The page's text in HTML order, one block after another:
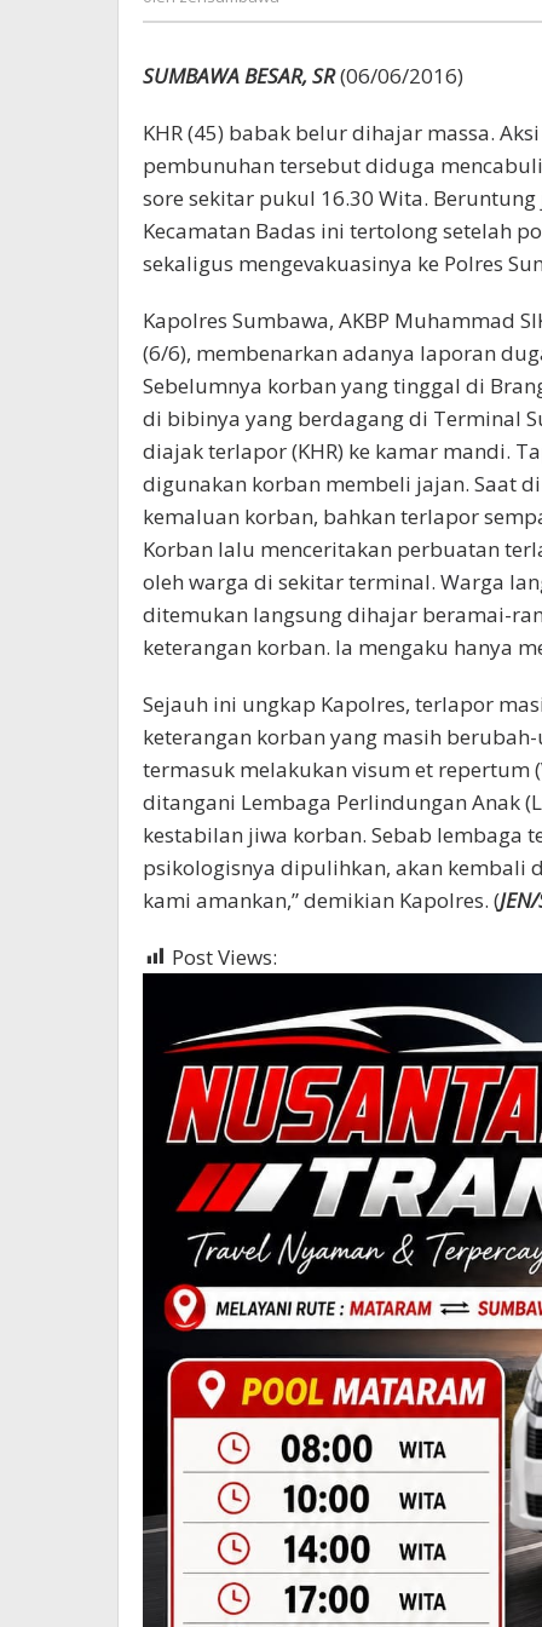
SUMBAWA BESAR, SR(06/06/2016)
KHR (45) babak belur dihajar massa.
pembunuhan tersebut diduga
sore sekitar pukul 16.30 Wita.
Kecamatan Badas ini tertolong setelah
sekaligus mengevakuasinya ke Polres
Kapolres Sumbawa, AKBP Muhammad
(6/6), membenarkan adanya laporan
Sebelumnya korban yang tinggal di
di bibinya yang berdagang di Terminal
diajak terlapor (KHR) ke kamar mandi.
digunakan korban membeli jajan. Saat
kemaluan korban, bahkan terlapor
Korban lalu menceritakan perbuatan
oleh warga di sekitar terminal. Warga
ditemukan langsung dihajar beramai-
keterangan korban. Ia mengaku hanya
Sejauh ini ungkap Kapolres, terlapor
keterangan korban yang masih
termasuk melakukan visum et repertum
ditangani Lembaga Perlindungan Anak
kestabilan jiwa korban. Sebab lembaga
psikologisnya dipulihkan, akan kembali
kami amankan,” demikian Kapolres. (
Post Views: